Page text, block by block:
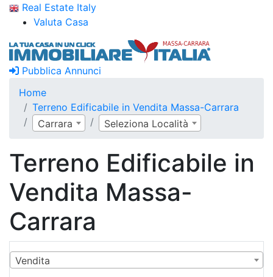
Real Estate Italy
Valuta Casa
Pubblica Annunci
Home
Terreno Edificabile in Vendita Massa-Carrara
Carrara
Seleziona Località
Terreno Edificabile in
Vendita Massa-
Carrara
Vendita